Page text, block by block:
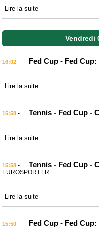
Lire la suite
Vendredi
16:02 - Fed Cup - Fed
Lire la suite
15:58 - Tennis - Fed Cup -
Lire la suite
15:58 - Tennis - Fed Cup -
EUROSPORT.FR
Lire la suite
15:50 - Fed Cup - Fed